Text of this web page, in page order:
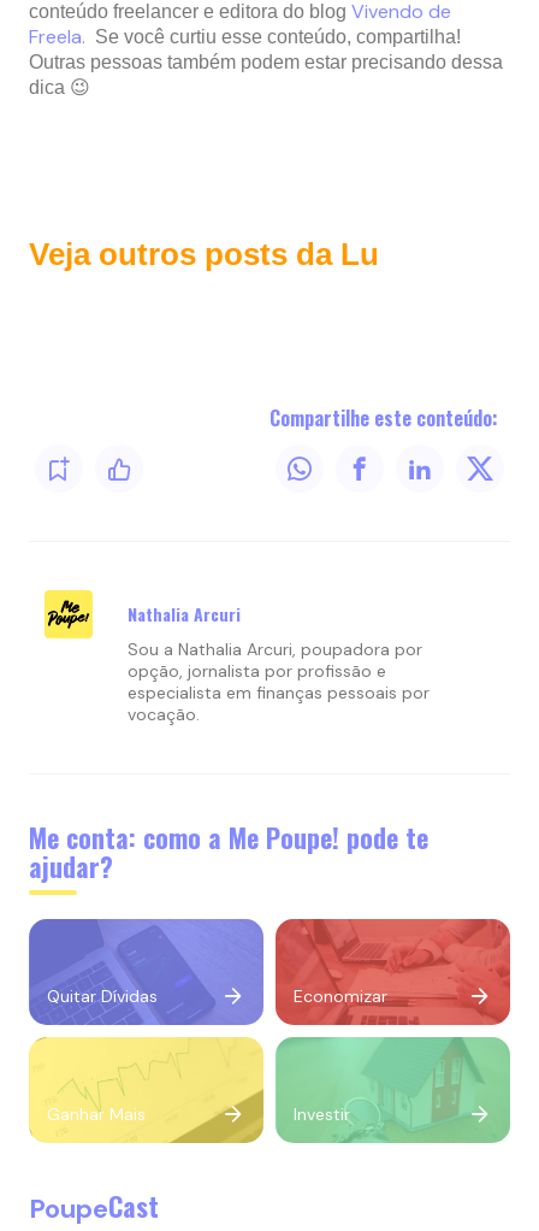
conteúdo freelancer e editora do blog Vivendo de
Freela. Se você curtiu esse conteúdo, compartilha!
Outras pessoas também podem estar precisando dessa
dica 😉
Veja outros posts da Lu
Compartilhe este conteúdo:
Nathalia Arcuri
Sou a Nathalia Arcuri, poupadora por
opção, jornalista por profissão e
especialista em finanças pessoais por
vocação.
Me conta: como a Me Poupe! pode te
ajudar?
Quitar Dívidas Economizar
Ganhar Mais Investir
PoupeCast